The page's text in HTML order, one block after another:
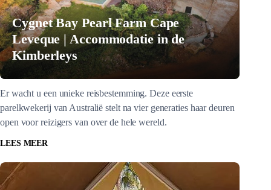
Cygnet Bay Pearl Farm Cape
Leveque | Accommodatie in de
Kimberleys
Er wacht u een unieke reisbestemming. Deze eerste
parelkwekerij van Australië stelt na vier generaties haar deuren
open voor reizigers van over de hele wereld.
LEES MEER